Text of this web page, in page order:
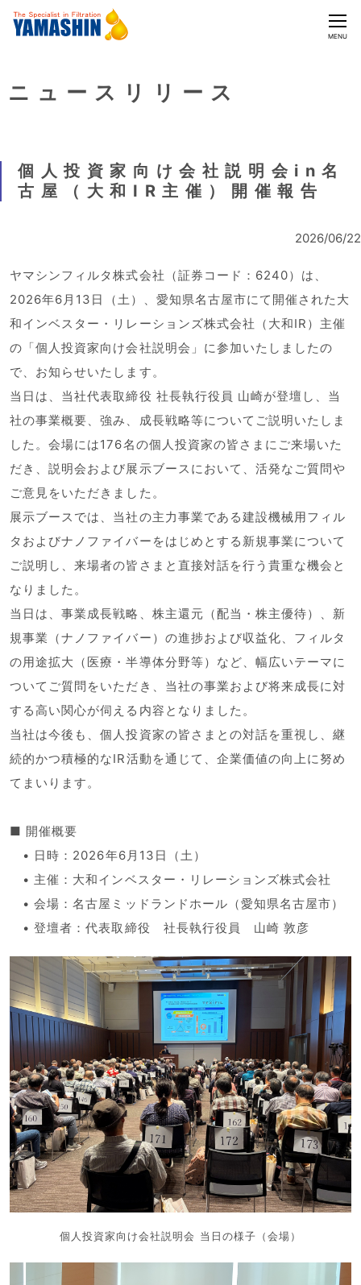
CLOSE
MENU
ニュースリリース
個人投資家向け会社説明会in名
古屋（大和IR主催）開催報告
2026/06/22
ヤマシンフィルタ株式会社（証券コード：6240）は、
2026年6月13日（土）、愛知県名古屋市にて開催された大
和インベスター・リレーションズ株式会社（大和IR）主催
の「個人投資家向け会社説明会」に参加いたしましたの
で、お知らせいたします。
当日は、当社代表取締役 社長執行役員 山崎が登壇し、当
社の事業概要、強み、成長戦略等についてご説明いたしま
した。会場には176名の個人投資家の皆さまにご来場いた
だき、説明会および展示ブースにおいて、活発なご質問や
ご意見をいただきました。
展示ブースでは、当社の主力事業である建設機械用フィル
タおよびナノファイバーをはじめとする新規事業について
ご説明し、来場者の皆さまと直接対話を行う貴重な機会と
なりました。
当日は、事業成長戦略、株主還元（配当・株主優待）、新
規事業（ナノファイバー）の進捗および収益化、フィルタ
の用途拡大（医療・半導体分野等）など、幅広いテーマに
ついてご質問をいただき、当社の事業および将来成長に対
する高い関心が伺える内容となりました。
当社は今後も、個人投資家の皆さまとの対話を重視し、継
続的かつ積極的なIR活動を通じて、企業価値の向上に努め
てまいります。
■ 開催概要
• 日時：2026年6月13日（土）
• 主催：大和インベスター・リレーションズ株式会社
• 会場：名古屋ミッドランドホール（愛知県名古屋市）
• 登壇者：代表取締役 社長執行役員 山崎 敦彦
個人投資家向け会社説明会 当日の様子（会場）